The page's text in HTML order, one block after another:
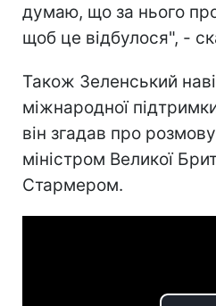
думаю, що за нього
щоб це відбулося", -
Також Зеленський
міжнародної
він згадав про
міністром Великої
Стармером.